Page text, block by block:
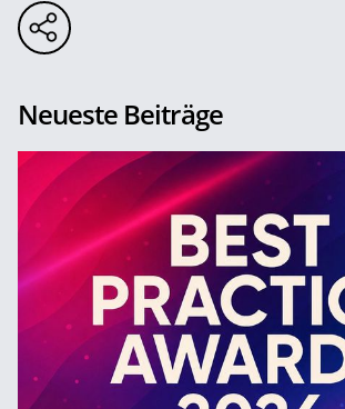
Neueste Beiträge